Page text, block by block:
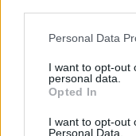
Please note that this
not limited to your
grant or deny
use your data for
consent section.
Personal Data
I want to opt-out
personal data.
Opted In
I want to opt-out
Personal Data.